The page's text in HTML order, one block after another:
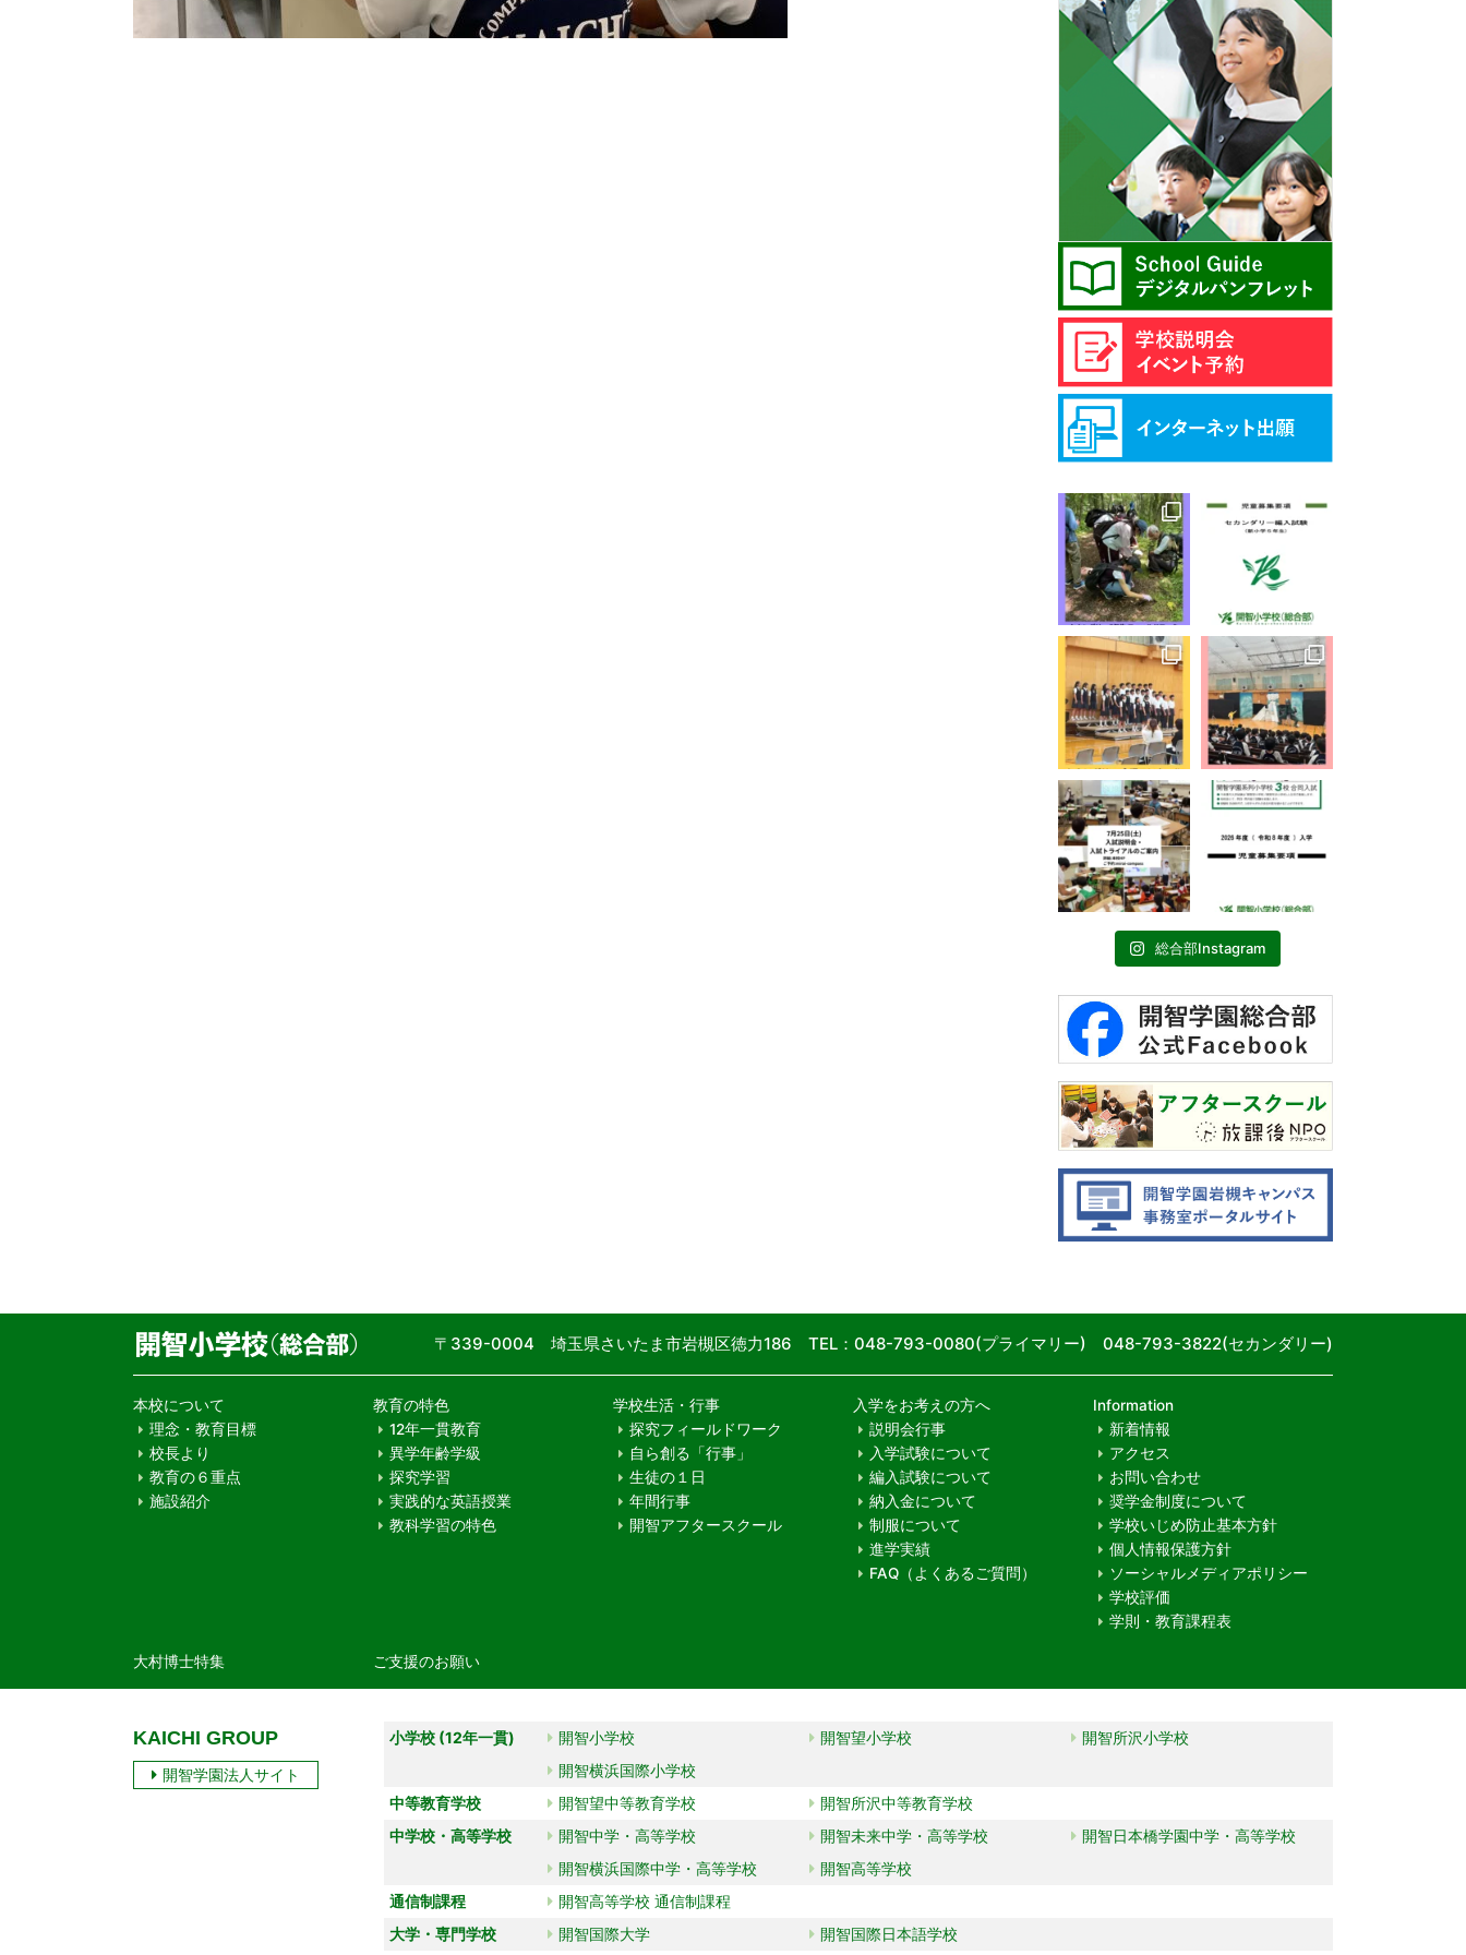
総合部Instagram
〒339-0004 埼玉県さいたま市岩槻区徳力186 TEL：048-793-0080(プライマリー) 048-793-3822(セカンダリー)
本校について
理念・教育目標
校長より
教育の６重点
施設紹介
教育の特色
12年一貫教育
異学年齢学級
探究学習
実践的な英語授業
教科学習の特色
学校生活・行事
探究フィールドワーク
自ら創る「行事」
生徒の１日
年間行事
開智アフタースクール
入学をお考えの方へ
説明会行事
入学試験について
編入試験について
納入金について
制服について
進学実績
FAQ（よくあるご質問）
Information
新着情報
アクセス
お問い合わせ
奨学金制度について
学校いじめ防止基本方針
個人情報保護方針
ソーシャルメディアポリシー
学校評価
学則・教育課程表
大村博士特集 ご支援のお願い
KAICHI GROUP
開智学園法人サイト
小学校 (12年一貫) 開智小学校 開智望小学校
開智所沢小学校
開智横浜国際小学校
中等教育学校
開智望中等教育学校
開智所沢中等教育学校
中学校・高等学校
開智中学・高等学校 開智未来中学・高等学校
開智日本橋学園中学・高等学校
開智横浜国際中学・高等学校
開智高等学校
通信制課程
開智高等学校 通信制課程
大学・専門学校
開智国際大学 開智国際日本語学校